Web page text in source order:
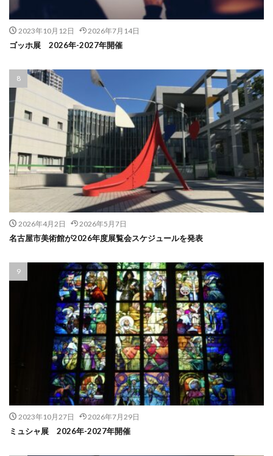
2023年10月12日 2026年7月14日
ゴッホ展 2026年-2027年開催
2026年4月2日 2026年5月7日
名古屋市美術館が2026年度展覧会スケジュールを発表
2023年10月27日 2026年7月29日
ミュシャ展 2026年-2027年開催